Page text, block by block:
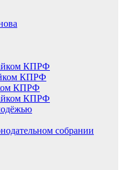
КПРФ
КПРФ
КПРФ
КПРФ
собрании